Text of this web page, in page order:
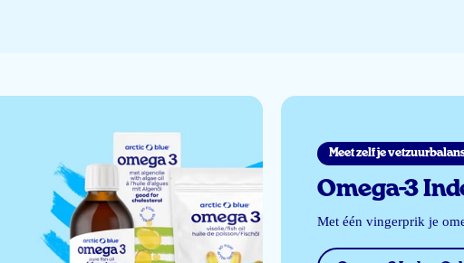
Meet zelf je
Omega-3
Met één vingerprik je